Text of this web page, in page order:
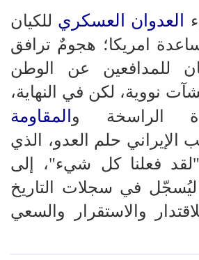
العدوان العسكري للكيان
امريكا؛ هجومٌ ترافق
للمدافعين عن الوطن
نووية، لكن في النهاية،
الراسخة و المقاومة
الإيراني حلم العدو، الذي
فعلنا كل شيء"، إلى
ليُسجّل في سجلات التاريخ
والاستقرار والسعي